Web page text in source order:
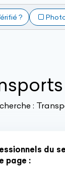
?
:
du
page :